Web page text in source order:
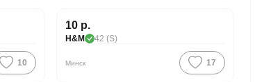
10
10 р.
H&M 42 (S)
Минск 17